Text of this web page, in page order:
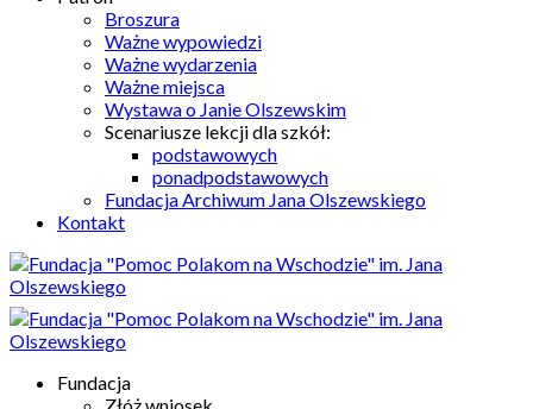
Broszura
Ważne wypowiedzi
Ważne wydarzenia
Ważne miejsca
Wystawa o Janie Olszewskim
Scenariusze lekcji dla szkół:
podstawowych
ponadpodstawowych
Fundacja Archiwum Jana Olszewskiego
Kontakt
Fundacja